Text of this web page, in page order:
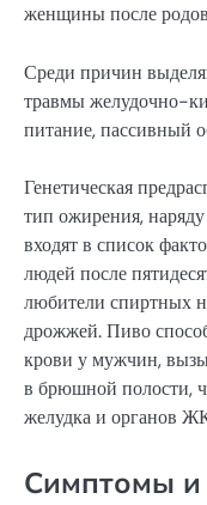
женщины после
Среди причин
травмы желудочно-
питание, пассивный
Генетическая
тип ожирения,
входят в список
людей после
любители спиртных
дрожжей. Пиво
крови у мужчин,
в брюшной полости,
желудка и органов
Симптомы и